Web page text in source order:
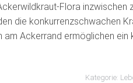
Flora
die konkurrenzschwachen
am Ackerrand ermöglichen ein
Kategorie: